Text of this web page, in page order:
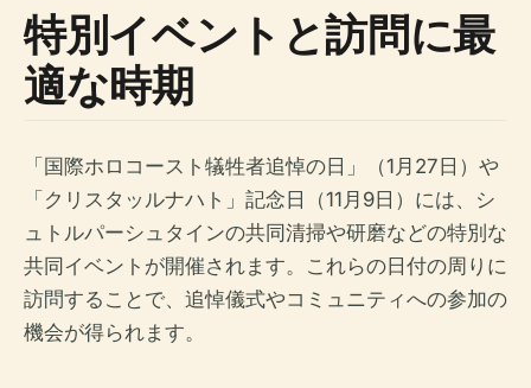
特別イベントと訪問に最
適な時期
「国際ホロコースト犠牲者追悼の日」（1月27日）や
「クリスタッルナハト」記念日（11月9日）には、シ
ュトルパーシュタインの共同清掃や研磨などの特別な
共同イベントが開催されます。これらの日付の周りに
訪問することで、追悼儀式やコミュニティへの参加の
機会が得られます。